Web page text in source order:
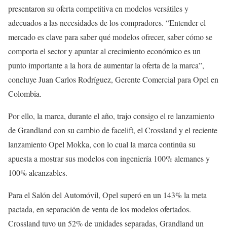
presentaron su oferta competitiva en modelos versátiles y
adecuados a las necesidades de los compradores. “Entender el
mercado es clave para saber qué modelos ofrecer, saber cómo se
comporta el sector y apuntar al crecimiento económico es un
punto importante a la hora de aumentar la oferta de la marca”,
concluye Juan Carlos Rodríguez, Gerente Comercial para Opel en
Colombia.
Por ello, la marca, durante el año, trajo consigo el re lanzamiento
de Grandland con su cambio de facelift, el Crossland y el reciente
lanzamiento Opel Mokka, con lo cual la marca continúa su
apuesta a mostrar sus modelos con ingeniería 100% alemanes y
100% alcanzables.
Para el Salón del Automóvil, Opel superó en un 143% la meta
pactada, en separación de venta de los modelos ofertados.
Crossland tuvo un 52% de unidades separadas, Grandland un